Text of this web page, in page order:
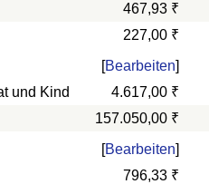
467,93 ₹
227,00 ₹
[Bearbeiten]
und Kind
4.617,00 ₹
157.050,00 ₹
[Bearbeiten]
796,33 ₹